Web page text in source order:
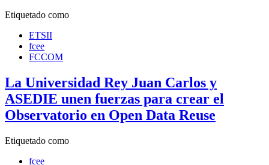
Etiquetado como
ETSII
fcee
FCCOM
La Universidad Rey Juan Carlos y
ASEDIE unen fuerzas para crear el
Observatorio en Open Data Reuse
Etiquetado como
fcee